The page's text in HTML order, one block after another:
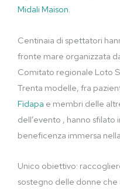
Midali Maison.
Centinaia di spettatori
fronte mare organizzata
Comitato regionale Loto
Trenta modelle, fra
Fidapa e membri delle
dell’evento , hanno sfilato
beneficenza immersa
Unico obiettivo:
sostegno delle donne